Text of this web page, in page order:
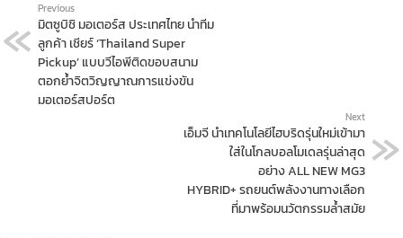
Previous
มิตซูบิชิ มอเตอร์ส ประเทศไทย นำทีม
ลูกค้า เชียร์ ‘Thailand Super
Pickup’ แบบวีไอพีติดขอบสนาม
ตอกย้ำจิตวิญญาณการแข่งขัน
มอเตอร์สปอร์ต
Next
เอ็มจี นำเทคโนโลยีไฮบริดรุ่นใหม่เข้ามา
ใส่ในโกลบอลโมเดลรุ่นล่าสุด
อย่าง ALL NEW MG3
HYBRID+ รถยนต์พลังงานทางเลือก
ที่มาพร้อมนวัตกรรมล้ำสมัย